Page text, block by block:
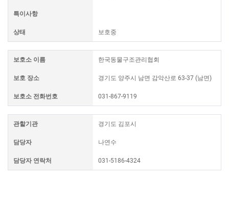
특이사항
상태 보호중
보호소 이름 한국동물구조관리협회
보호 장소 경기도 양주시 남면 감악산로 63-37 (남면)
보호소 전화번호 031-867-9119
관할기관 경기도 김포시
담당자 나연수
담당자 연락처 031-5186-4324